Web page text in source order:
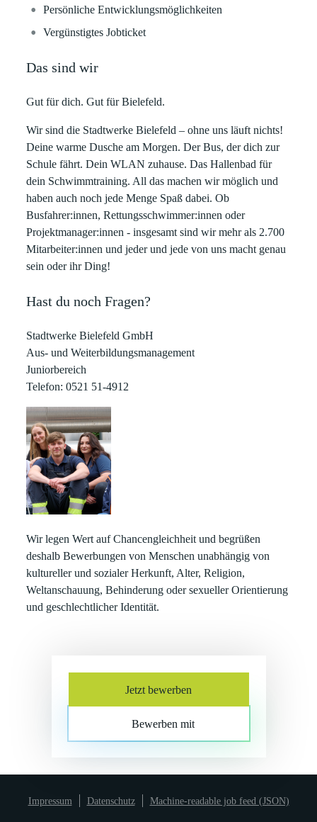
Persönliche Entwicklungsmöglichkeiten
Vergünstigtes Jobticket
Das sind wir
Gut für dich. Gut für Bielefeld.
Wir sind die Stadtwerke Bielefeld – ohne uns läuft nichts!
Deine warme Dusche am Morgen. Der Bus, der dich zur
Schule fährt. Dein WLAN zuhause. Das Hallenbad für
dein Schwimmtraining. All das machen wir möglich und
haben auch noch jede Menge Spaß dabei. Ob
Busfahrer:innen, Rettungsschwimmer:innen oder
Projektmanager:innen - insgesamt sind wir mehr als 2.700
Mitarbeiter:innen und jeder und jede von uns macht genau
sein oder ihr Ding!
Hast du noch Fragen?
Stadtwerke Bielefeld GmbH
Aus- und Weiterbildungsmanagement
Juniorbereich
Telefon: 0521 51-4912
Wir legen Wert auf Chancengleichheit und begrüßen
deshalb Bewerbungen von Menschen unabhängig von
kultureller und sozialer Herkunft, Alter, Religion,
Weltanschauung, Behinderung oder sexueller Orientierung
und geschlechtlicher Identität.
Jetzt bewerben
Bewerben mit
Impressum Datenschutz Machine-readable job feed (JSON)